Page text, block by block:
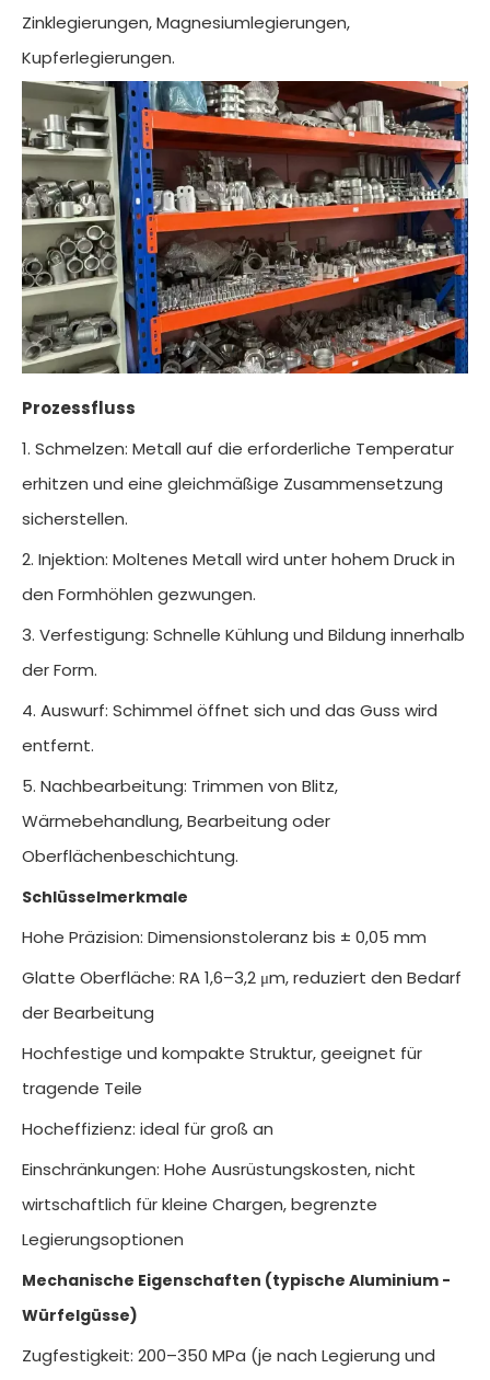
Zinklegierungen, Magnesiumlegierungen,
Kupferlegierungen.
Prozessfluss
1. Schmelzen: Metall auf die erforderliche Temperatur
erhitzen und eine gleichmäßige Zusammensetzung
sicherstellen.
2. Injektion: Moltenes Metall wird unter hohem Druck in
den Formhöhlen gezwungen.
3. Verfestigung: Schnelle Kühlung und Bildung innerhalb
der Form.
4. Auswurf: Schimmel öffnet sich und das Guss wird
entfernt.
5. Nachbearbeitung: Trimmen von Blitz,
Wärmebehandlung, Bearbeitung oder
Oberflächenbeschichtung.
Schlüsselmerkmale
Hohe Präzision: Dimensionstoleranz bis ± 0,05 mm
Glatte Oberfläche: RA 1,6–3,2 μm, reduziert den Bedarf
der Bearbeitung
Hochfestige und kompakte Struktur, geeignet für
tragende Teile
Hocheffizienz: ideal für groß an
Einschränkungen: Hohe Ausrüstungskosten, nicht
wirtschaftlich für kleine Chargen, begrenzte
Legierungsoptionen
Mechanische Eigenschaften (typische Aluminium -
Würfelgüsse)
Zugfestigkeit: 200–350 MPa (je nach Legierung und